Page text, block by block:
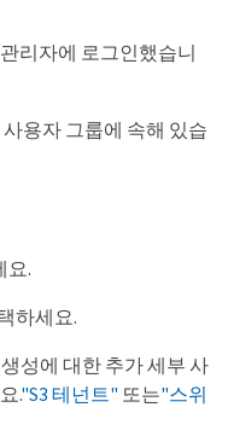
리자에 로그인했습니
용자 그룹에 속해 있습
요.
하세요.
성에 대한 추가 세부 사
."S3 테넌트" 또는"스위